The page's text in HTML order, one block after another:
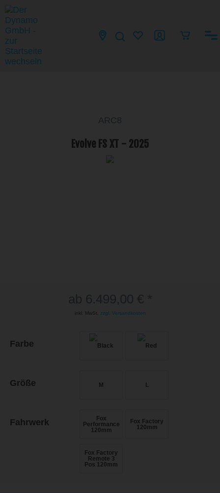
ARC8
Evolve FS XT - 2025
inkl. MwSt. zzgl. Versandkosten
Farbe
Größe M L
Fahrwerk
Fox
Performance
120mm
Fox Factory
120mm
Fox Factory
Remote 3
Pos 120mm